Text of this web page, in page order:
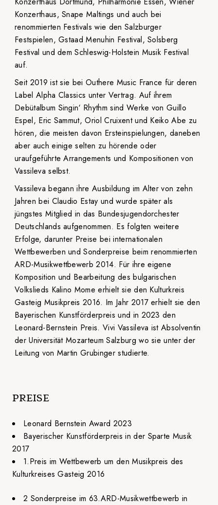
Konzerthaus, Snape Maltings und auch bei
renommierten Festivals wie den Salzburger
Festspielen, Gstaad Menuhin Festival, Solsberg
Festival und dem Schleswig-Holstein Musik Festival
auf.
Seit 2019 ist sie bei Outhere Music France für deren
Label Alpha Classics unter Vertrag. Auf ihrem
Debütalbum Singin‘ Rhythm sind Werke von Guillo
Espel, Eric Sammut, Oriol Cruixent und Keiko Abe zu
hören, die meisten davon Ersteinspielungen, daneben
aber auch einige selten zu hörende oder
uraufgeführte Arrangements und Kompositionen von
Vassileva selbst.
Vassileva begann ihre Ausbildung im Alter von zehn
Jahren bei Claudio Estay und wurde später als
jüngstes Mitglied in das Bundesjugendorchester
Deutschlands aufgenommen. Es folgten weitere
Erfolge, darunter Preise bei internationalen
Wettbewerben und Sonderpreise beim renommierten
ARD-Musikwettbewerb 2014. Für ihre eigene
Komposition und Bearbeitung des bulgarischen
Volkslieds Kalino Mome erhielt sie den Kulturkreis
Gasteig Musikpreis 2016. Im Jahr 2017 erhielt sie den
Bayerischen Kunstförderpreis und in 2023 den
Leonard-Bernstein Preis. Vivi Vassileva ist Absolventin
der Universität Mozarteum Salzburg wo sie unter der
Leitung von Martin Grubinger studierte.
PREISE
Leonard Bernstein Award 2023
Bayerischer Kunstförderpreis in der Sparte Musik
2017
1.Preis im Wettbewerb um den Musikpreis des
Kulturkreises Gasteig 2016
2 Sonderpreise im 63.ARD-Musikwettbewerb in